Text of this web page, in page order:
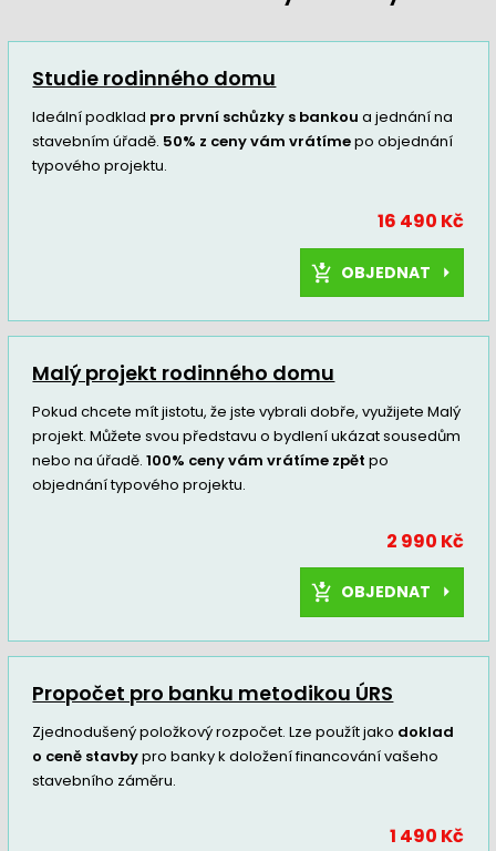
Studie rodinného domu
Ideální podklad pro první schůzky s bankou a jednání na
stavebním úřadě. 50% z ceny vám vrátímepo objednání
typového projektu.
16 490 Kč
OBJEDNAT
Malý projekt rodinného domu
Pokud chcete mít jistotu, že jste vybrali dobře, využijete Malý
projekt. Můžete svou představu o bydlení ukázat sousedům
nebo na úřadě.100% ceny vám vrátíme zpět po
objednání typového projektu.
2 990 Kč
OBJEDNAT
Propočet pro banku metodikou ÚRS
Zjednodušený položkový rozpočet. Lze použít jako doklad
o ceně stavbypro banky k doložení financování vašeho
stavebního záměru.
1 490 Kč